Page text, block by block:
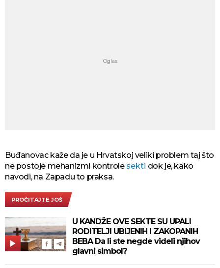
Buđanovac kaže da je u Hrvatskoj veliki problem taj što
ne postoje mehanizmi kontrole sekti dok je, kako
navodi, na Zapadu to praksa.
PROČITAJTE JOŠ
U KANDŽE OVE SEKTE SU UPALI
RODITELJI UBIJENIH I ZAKOPANIH
BEBA Da li ste negde videli njihov
glavni simbol?